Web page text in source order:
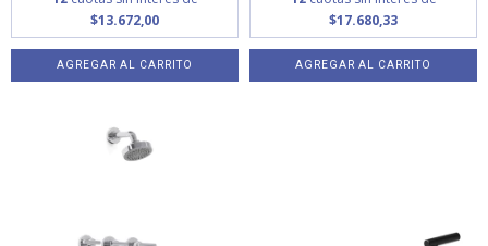
$13.672,00
$17.680,33